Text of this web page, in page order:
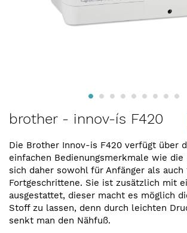
Zum
Anfang
Bildergalerie
springen
brother - innov-ís F420
Die Brother Innov-is F420 verfügt über
einfachen Bedienungsmerkmale wie die
sich daher sowohl für Anfänger als auch
Fortgeschrittene. Sie ist zusätzlich mit
ausgestattet, dieser macht es möglich
Stoff zu lassen, denn durch leichten
senkt man den Nähfuß.